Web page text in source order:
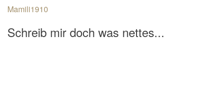
Mamili1910
Schreib mir doch was nettes...